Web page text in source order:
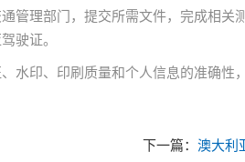
管理部门，提交所需文件，完成相关
驶证。
水印、印刷质量和个人信息的准确性
下一篇： 澳大利